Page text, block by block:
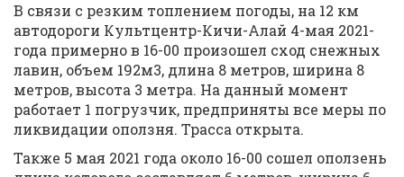
В связи с резким топлением погоды, на 12 км
автодороги Культцентр-Кичи-Алай 4-мая 2021-
года примерно в 16-00 произошел сход снежных
лавин, объем 192м3, длина 8 метров, ширина 8
метров, высота 3 метра. На данный момент
работает 1 погрузчик, предприняты все меры по
ликвидации оползня. Трасса открыта.
Также 5 мая 2021 года около 16-00 сошел оползень